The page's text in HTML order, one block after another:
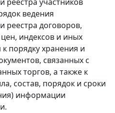
ведения
реестра договоров,
индексов и иных
порядку хранения и
связанных с
торгов, а также к
состав, порядок и сроки
информации